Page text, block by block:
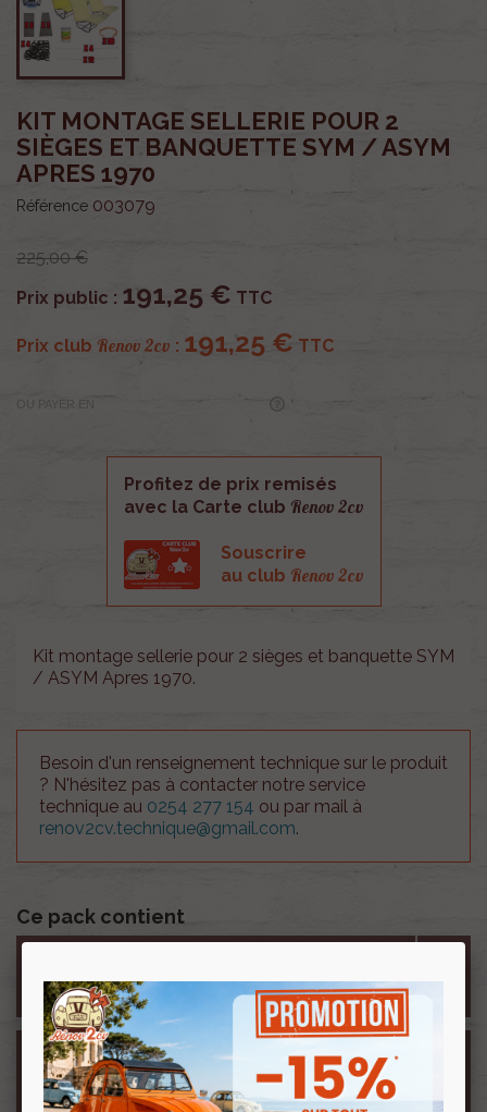
KIT MONTAGE SELLERIE POUR 2
SIÈGES ET BANQUETTE SYM / ASYM
APRES 1970
Référence 003079
225,00 €
Prix public : 191,25 € TTC
Prix club Renov 2cv : 191,25 € TTC
Profitez de prix remisés
avec la Carte club Renov 2cv
Souscrire
au club Renov 2cv
Kit montage sellerie pour 2 sièges et banquette SYM
/ ASYM Apres 1970.
Besoin d'un renseignement technique sur le produit
? N'hésitez pas à contacter notre service
technique au 0254 277 154 ou par mail à
renov2cv.technique@gmail.com.
Ce pack contient
Acadiane
Lot de 30 agrafes nez de
cochon pour fixation sellerie de
2cv Dyane